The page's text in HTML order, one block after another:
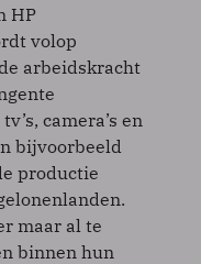
HP
volop
arbeidskracht
camera’s en
bijvoorbeeld
productie
maar al te
binnen hun